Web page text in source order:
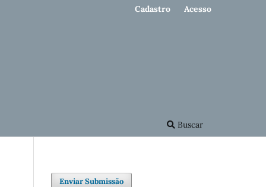
Buscar
Cadastro Acesso
Enviar Submissão